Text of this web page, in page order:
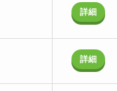
詳細
詳細